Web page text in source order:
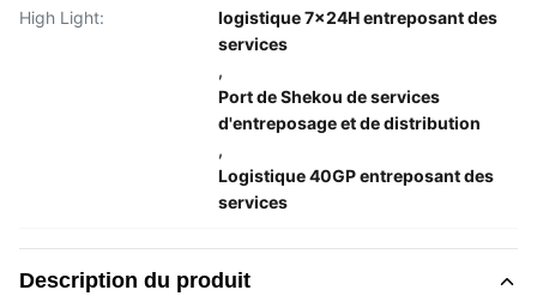
High Light:
logistique 7x24H entreposant des
services
,
Port de Shekou de services
d'entreposage et de distribution
,
Logistique 40GP entreposant des
services
Description du produit